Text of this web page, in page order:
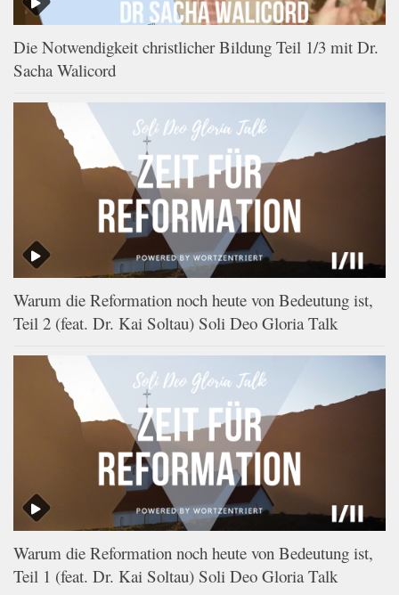
Die Notwendigkeit christlicher Bildung Teil 1/3 mit Dr.
Sacha Walicord
Warum die Reformation noch heute von Bedeutung ist,
Teil 2 (feat. Dr. Kai Soltau) Soli Deo Gloria Talk
Warum die Reformation noch heute von Bedeutung ist,
Teil 1 (feat. Dr. Kai Soltau) Soli Deo Gloria Talk